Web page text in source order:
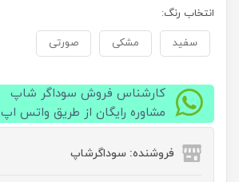
انتخاب رنگ:
سفید مشکی صورتی
کارشناس فروش سوداگر شاپ
مشاوره رایگان از طریق واتس اپ
فروشنده: سوداگرشاپ